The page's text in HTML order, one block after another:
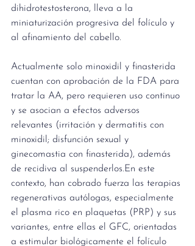
dihidrotestosterona, lleva a la
miniaturización progresiva del folículo y
al afinamiento del cabello.
Actualmente solo minoxidil y finasterida
cuentan con aprobación de la FDA para
tratar la AA, pero requieren uso continuo
y se asocian a efectos adversos
relevantes (irritación y dermatitis con
minoxidil; disfunción sexual y
ginecomastia con finasterida), además
de recidiva al suspenderlos.En este
contexto, han cobrado fuerza las terapias
regenerativas autólogas, especialmente
el plasma rico en plaquetas (PRP) y sus
variantes, entre ellas el GFC, orientadas
a estimular biológicamente el folículo